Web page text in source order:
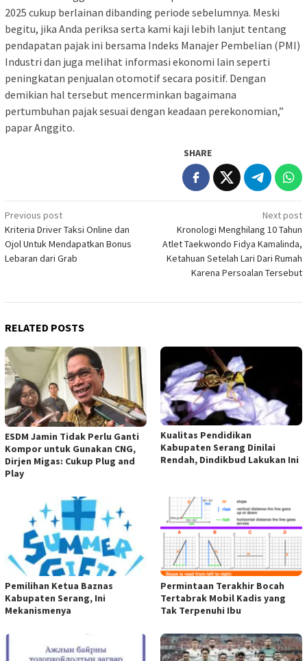
2025 cukup berlainan dibanding periode sebelumnya. Meski
begitu, jika Anda periksa serta kami kaji lebih lanjut tentang
pendapatan pajak ini bersama Indeks Manajer Pembelian (PMI)
Industri dan juga melihat informasi ekonomi lain seperti
peningkatan penjualan otomotif secara positif. Dengan
demikian hal tersebut mencerminkan bagaimana
pertumbuhan pajak sesuai dengan keadaan perekonomian,”
papar Anggito.
SHARE
Post
navigation
Previous post
Kriteria Driver Taksi Online dan
Ojol Untuk Mendapatkan Bonus
Lebaran dari Grab
Next post
Kronologi Menghilang 10 Tahun
Atlet Taekwondo Fidya Kamalinda,
Ketahuan Setelah Lari Dari Rumah
Karena Persoalan Tersebut
RELATED POSTS
ESDM Jamin Tidak Perlu Ganti
Kompor untuk Gunakan CNG,
Dirjen Migas: Cukup Plug and
Play
Kualitas Pendidikan
Kabupaten Serang Dinilai
Rendah, Dindikbud Lakukan Ini
Pemilihan Ketua Baznas
Kabupaten Serang, Ini
Mekanismenya
Permintaan Terakhir Bocah
Tertabrak Mobil Kadis yang
Tak Terpenuhi Ibu